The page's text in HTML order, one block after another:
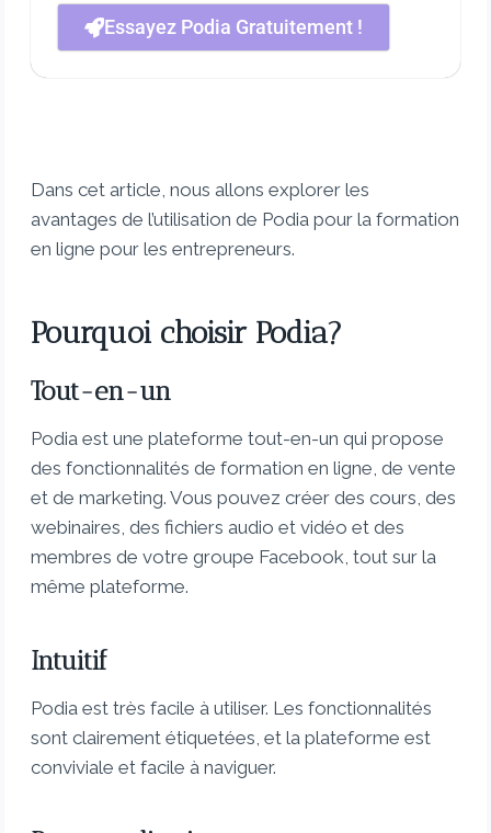
Essayez Podia Gratuitement !
Dans cet article, nous allons explorer les
avantages de l’utilisation de Podia pour la formation
en ligne pour les entrepreneurs.
Pourquoi choisir Podia?
Tout-en-un
Podia est une plateforme tout-en-un qui propose
des fonctionnalités de formation en ligne, de vente
et de marketing. Vous pouvez créer des cours, des
webinaires, des fichiers audio et vidéo et des
membres de votre groupe Facebook, tout sur la
même plateforme.
Intuitif
Podia est très facile à utiliser. Les fonctionnalités
sont clairement étiquetées, et la plateforme est
conviviale et facile à naviguer.